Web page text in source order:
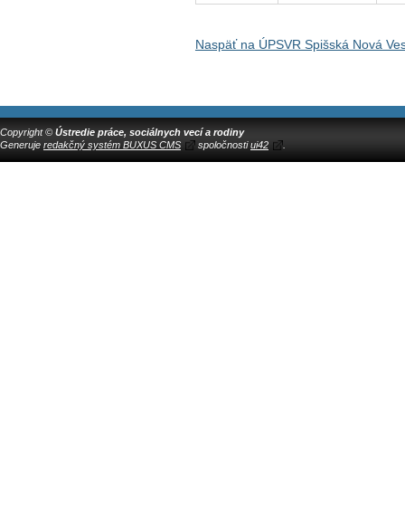
Naspäť na ÚPSVR Spišská Nová
Copyright © Ústredie práce, sociálnych vecí a rodiny
Generuje redakčný systém BUXUS CMS spoločnostiui42